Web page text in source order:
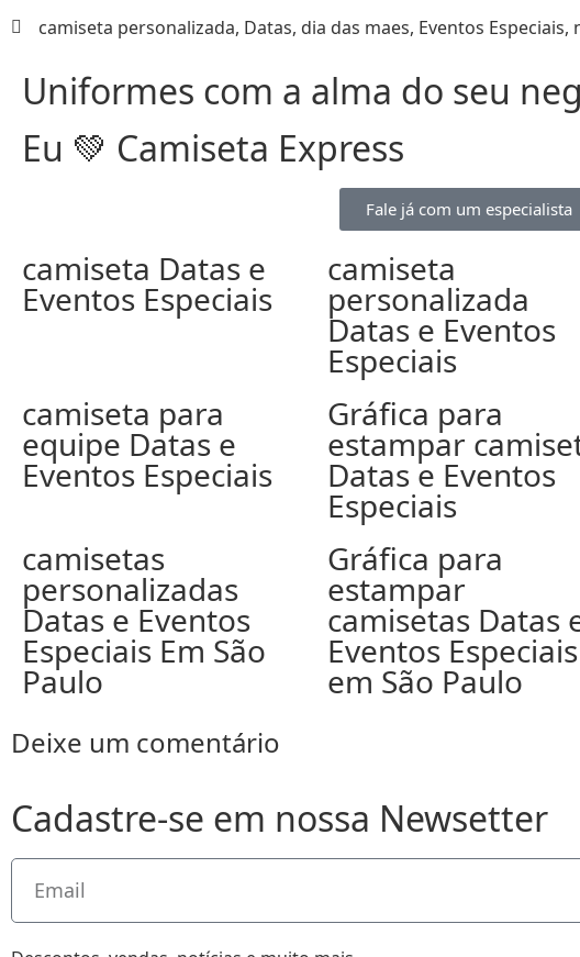
camiseta personalizada, Datas, dia das maes, Eventos Especiais,
Uniformes com a alma do seu
Eu 💚 Camiseta Express
Fale já com um especialista
camiseta Datas e
Eventos Especiais
camiseta
personalizada
Datas e Eventos
Especiais
camiseta para
equipe Datas e
Eventos Especiais
Gráfica para
estampar
Datas e Eventos
Especiais
camisetas
personalizadas
Datas e Eventos
Especiais Em São
Paulo
Gráfica para
estampar
camisetas Datas
Eventos Especiais
em São Paulo
Deixe um comentário
Cadastre-se em nossa Newsetter